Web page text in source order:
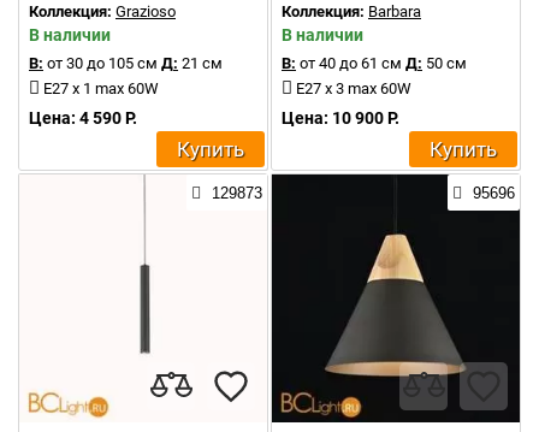
Коллекция: Grazioso
В наличии
В: от 30 до 105 см Д: 21 см
E27 x 1 max 60W
Цена: 4 590 Р.
Купить
Коллекция: Barbara
В наличии
В: от 40 до 61 см Д: 50 см
E27 x 3 max 60W
Цена: 10 900 Р.
Купить
129873 95696